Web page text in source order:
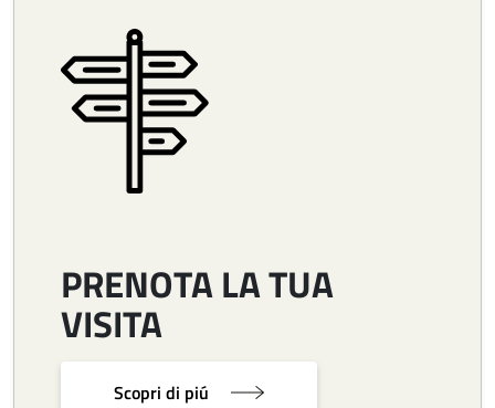
Image
PRENOTA LA TUA
VISITA
Scopri di piú